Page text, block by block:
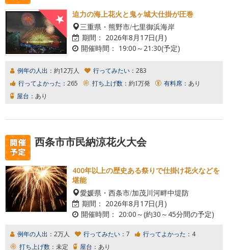
迫力の海上花火と鬼ヶ城大仕掛が圧巻
三重県・熊野市/七里御浜海岸
期間： 2026年8月17日(月)
開催時間： 19:00～21:30(予定)
例年の人出： 約12万人 行ってみたい： 283
行ってよかった： 265 打ち上げ数： 約1万発 有料席： あり
屋台： あり
西条市市民納涼花火大会
400年以上の歴史ある祭りで仕掛け花火などを
堪能
愛媛県・西条市/加茂川河畔中堤防
期間： 2026年8月17日(月)
開催時間： 20:00～(約30～45分間の予定)
例年の人出： 2万人 行ってみたい： 7 行ってよかった： 4
打ち上げ数： 未定 屋台： あり